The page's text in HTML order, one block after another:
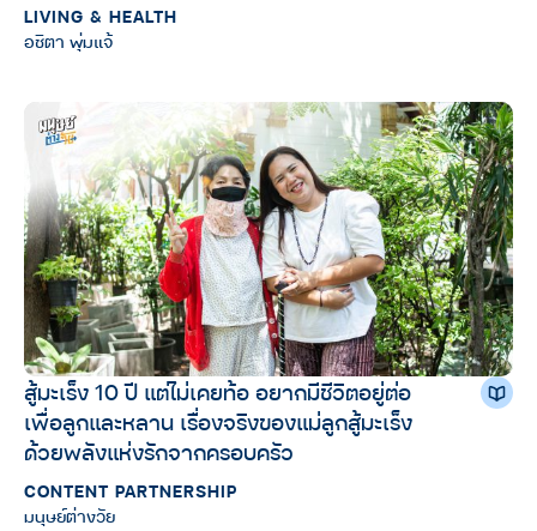
LIVING & HEALTH
อชิตา พุ่มแจ้
สู้มะเร็ง 10 ปี แต่ไม่เคยท้อ อยากมีชีวิตอยู่ต่อ
เพื่อลูกและหลาน เรื่องจริงของแม่ลูกสู้มะเร็ง
ด้วยพลังแห่งรักจากครอบครัว
CONTENT PARTNERSHIP
มนุษย์ต่างวัย